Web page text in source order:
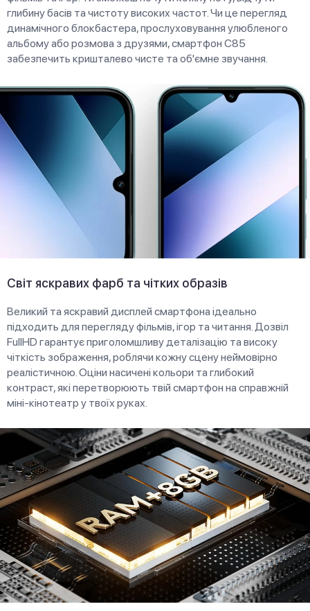
глибину басів та чистоту високих частот. Чи це перегляд
динамічного блокбастера, прослуховування улюбленого
альбому або розмова з друзями, смартфон C85
забезпечить кришталево чисте та об'ємне звучання.
Світ яскравих фарб та чітких образів
Великий та яскравий дисплей смартфона ідеально
підходить для перегляду фільмів, ігор та читання. Дозвіл
FullHD гарантує приголомшливу деталізацію та високу
чіткість зображення, роблячи кожну сцену неймовірно
реалістичною. Оціни насичені кольори та глибокий
контраст, які перетворюють твій смартфон на справжній
міні-кінотеатр у твоїх руках.